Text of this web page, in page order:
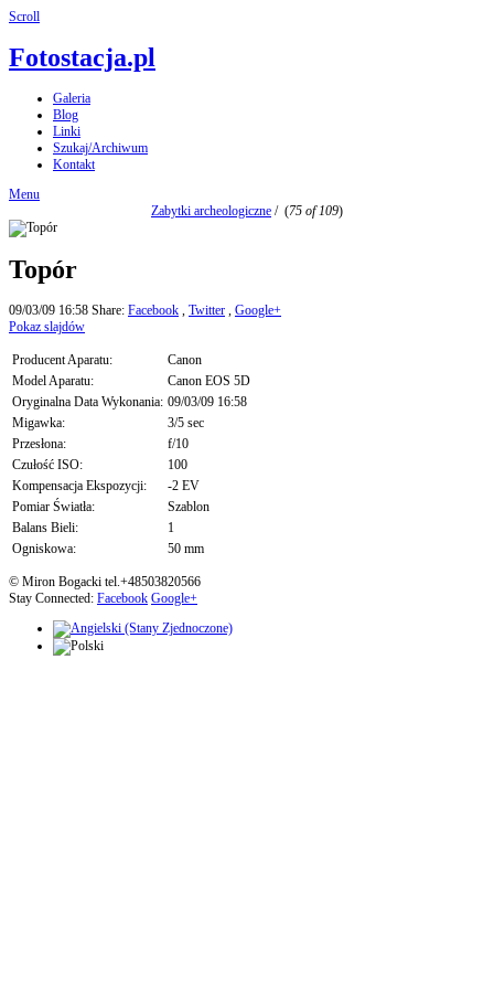
Scroll
Fotostacja.pl
Galeria
Blog
Linki
Szukaj/Archiwum
Kontakt
Menu
Zabytki archeologiczne / (75 of 109)
Topór
09/03/09 16:58 Share: Facebook , Twitter , Google+
Pokaz slajdów
Producent Aparatu:
Canon
Model Aparatu:
Canon EOS 5D
Oryginalna Data Wykonania: 09/03/09 16:58
Migawka:
3/5 sec
Przesłona:
f/10
Czułość ISO:
100
Kompensacja Ekspozycji:
-2 EV
Pomiar Światła:
Szablon
Balans Bieli:
1
Ogniskowa:
50 mm
© Miron Bogacki tel.+48503820566
Stay Connected: Facebook Google+